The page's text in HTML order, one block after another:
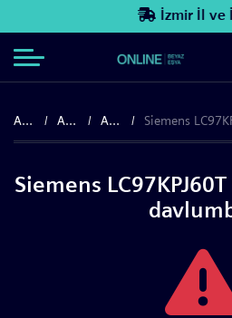
İzmir İl ve
Anasayfa Ankastre Ankastre Davlumbazlar
Siemens